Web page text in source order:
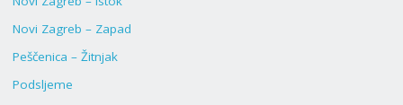
Novi Zagreb – Zapad
Peščenica – Žitnjak
Podsljeme